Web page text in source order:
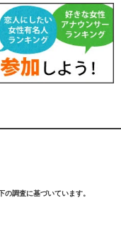
調査に基づいています。